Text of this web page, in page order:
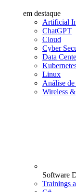
em destaque
Artificial
ChatGPT
Cloud
Cyber
Data
Linux
Análise de
Wireless
Software
Trainings